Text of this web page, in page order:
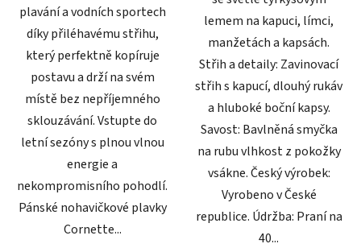
plavání a vodních sportech
díky přiléhavému střihu,
který perfektně kopíruje
postavu a drží na svém
místě bez nepříjemného
sklouzávání. Vstupte do
letní sezóny s plnou vlnou
energie a
nekompromisního pohodlí.
Pánské nohavičkové plavky
Cornette...
lemem na kapuci, límci,
manžetách a kapsách.
Střih a detaily: Zavinovací
střih s kapucí, dlouhý rukáv
a hluboké boční kapsy.
Savost: Bavlněná smyčka
na rubu vlhkost z pokožky
vsákne. Český výrobek:
Vyrobeno v České
republice. Údržba: Praní na
40...